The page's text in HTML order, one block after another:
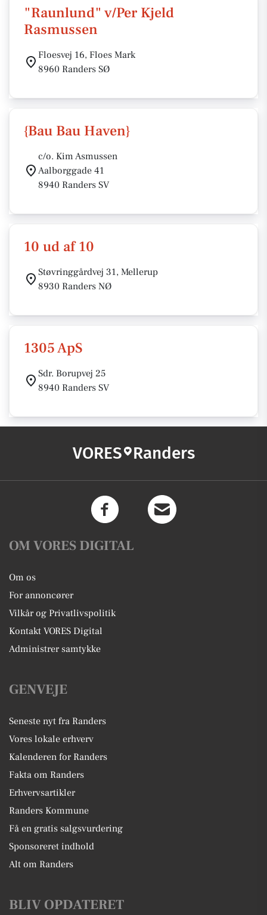
"Raunlund" v/Per Kjeld
Rasmussen
Floesvej 16, Floes Mark
8960 Randers SØ
{Bau Bau Haven}
c/o. Kim Asmussen
Aalborggade 41
8940 Randers SV
10 ud af 10
Støvringgårdvej 31, Mellerup
8930 Randers NØ
1305 ApS
Sdr. Borupvej 25
8940 Randers SV
VORES Randers
OM VORES DIGITAL
Om os
For annoncører
Vilkår og Privatlivspolitik
Kontakt VORES Digital
Administrer samtykke
GENVEJE
Seneste nyt fra Randers
Vores lokale erhverv
Kalenderen for Randers
Fakta om Randers
Erhvervsartikler
Randers Kommune
Få en gratis salgsvurdering
Sponsoreret indhold
Alt om Randers
BLIV OPDATERET